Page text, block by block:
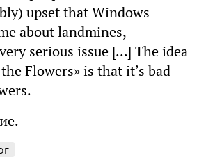
upset that Windows
about landmines,
serious issue [...] The idea
Flowers» is that it’s bad